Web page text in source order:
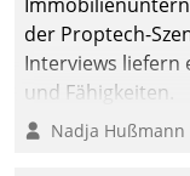
der Proptech-
Interviews liefern
und Fähigkeiten.
Nadja Hußmann